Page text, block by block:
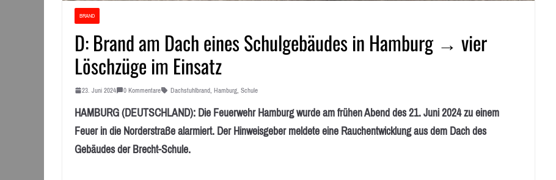
BRAND
D: Brand am Dach eines Schulgebäudes in Hamburg → vier
Löschzüge im Einsatz
23. Juni 2024 0 Kommentare Dachstuhlbrand, Hamburg, Schule
HAMBURG (DEUTSCHLAND): Die Feuerwehr Hamburg wurde am frühen Abend des 21. Juni 2024 zu einem
Feuer in die Norderstraße alarmiert. Der Hinweisgeber meldete eine Rauchentwicklung aus dem Dach des
Gebäudes der Brecht-Schule.